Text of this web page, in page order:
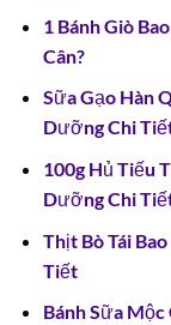
1 Bánh Giò
Cân?
Sữa Gạo Hàn
Dưỡng Chi
100g Hủ Tiếu
Dưỡng Chi
Thịt Bò Tái
Tiết
Bánh Sữa Mộc